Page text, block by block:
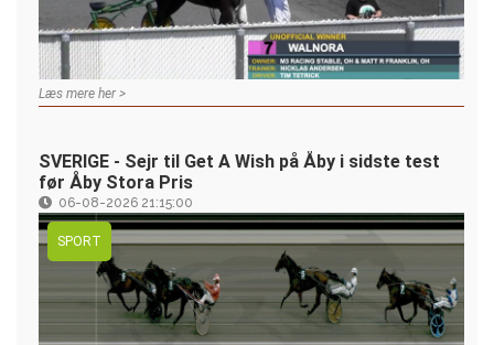
Læs mere her >
SVERIGE - Sejr til Get A Wish på Åby i sidste test
før Åby Stora Pris
06-08-2026 21:15:00
SPORT